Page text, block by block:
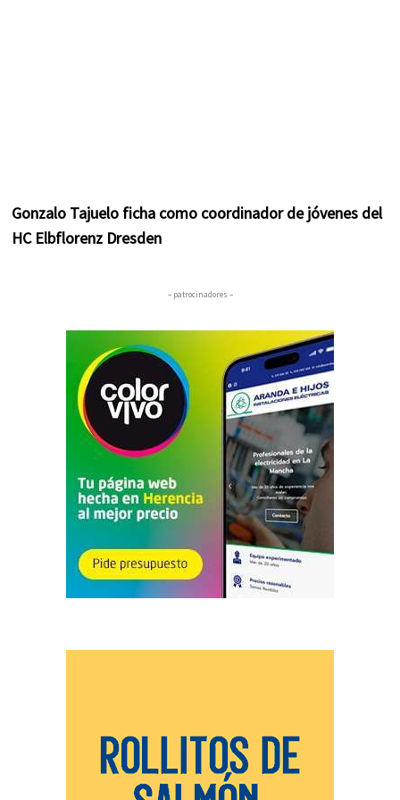
Gonzalo Tajuelo ficha como coordinador de jóvenes del
HC Elbflorenz Dresden
– patrocinadores –